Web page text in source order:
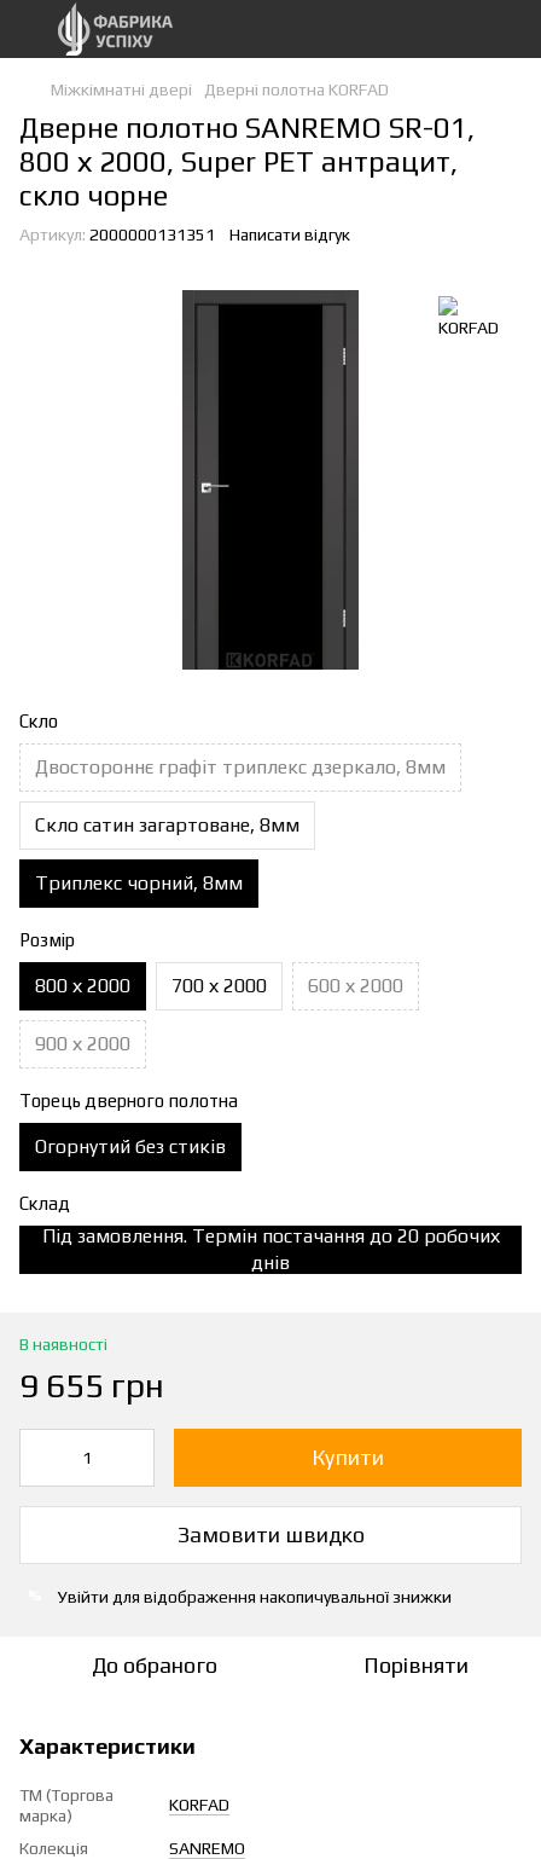
Міжкімнатні двері Дверні полотна KORFAD
Дверне полотно SANREMO SR-01,
800 х 2000, Super PET антрацит,
скло чорне
Артикул: 2000000131351 Написати відгук
Скло
Двостороннє графіт триплекс дзеркало, 8мм
Скло сатин загартоване, 8мм
Триплекс чорний, 8мм
Розмір
800 х 2000 700 х 2000 600 х 2000
900 х 2000
Торець дверного полотна
Огорнутий без стиків
Склад
Під замовлення. Термін постачання до 20 робочих
днів
В наявності
9 655 грн
Купити
Замовити швидко
Увійти для відображення накопичувальної знижки
До обраного Порівняти
Характеристики
ТМ (Торгова
марка)
KORFAD
Колекція
SANREMO